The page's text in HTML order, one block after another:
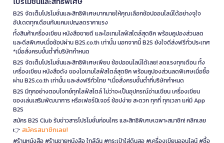
B2S จัดเต็มโปรโมชั่นและสิทธิพิเศษมากมายให้คุณเลือกช้อปออนไลน์ได้อย่างจุใจ
อัปเดตทุกเดือนกับแคมเปญลดราคาแรง
ทั้งสินค้าเครื่องเขียน หนังสือขายดี และไอเทมไลฟ์สไตล์สุดชิค พร้อมคูปองส่วนลด
และดีลพิเศษเมื่อช้อปผ่าน B2S.co.th เท่านั้น นอกจากนี้ B2S ยังใจดีส่งฟรีทั่วประเทศ
*เมื่อสั่งครบขั้นต่ำที่บริษัทกำหนด
B2S จัดเต็มโปรโมชั่นและสิทธิพิเศษเพียบ ช้อปออนไลน์ได้เลย! ลดแรงทุกเดือน ทั้ง
เครื่องเขียน หนังสือดัง ของไอเทมไลฟ์สไตล์สุดชิค พร้อมคูปองส่วนลดพิเศษเมื่อซื้อ
ผ่าน B2S.co.th เท่านั้น และส่งฟรีทั่วไทย *เมื่อสั่งครบขั้นต่ำที่บริษัทกำหนด
B2S มีทุกอย่างตอบโจทย์ทุกไลฟ์สไตล์ ไม่ว่าจะเป็นอุปกรณ์อ่านเขียน เครื่องเขียน
ของเล่นเสริมพัฒนาการ หรือเฟอร์นิเจอร์ ช้อปง่าย สะดวก ทุกที่ ทุกเวลา แค่มี App
B2S
สมัคร B2S Club รับข่าวสารโปรโมชั่นก่อนใคร และสิทธิพิเศษเฉพาะสมาชิก! คลิกเลย
👉 สมัครสมาชิกเลย!
#ร้านหนังสือ #ร้านขายหนังสือ ใกล้ฉัน #กระเป๋าใส่ดินสอ #เครื่องเขียนออนไลน์ #ซื้อ